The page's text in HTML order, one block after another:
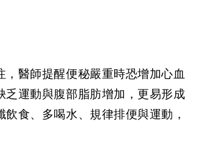
醫師提醒便秘嚴重時恐增加心血
運動與腹部脂肪增加，更易形成
食、多喝水、規律排便與運動，